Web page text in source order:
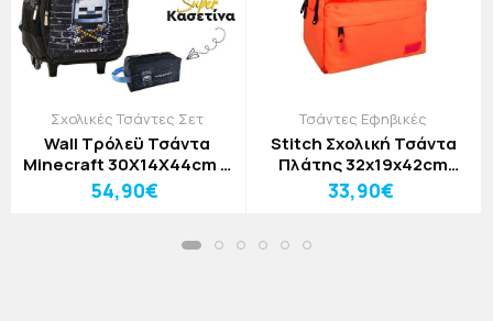
Σχολικές Τσάντες Σετ
Wall Τρόλεϋ Τσάντα
Minecraft 30X14X44cm &
Κασετίνα Σετ 2 Τεμαχίων
54,90€
Τσάντες Εφηβικές
Stitch Σχολική Τσάντα
Πλάτης 32x19x42cm
Must Team Πορτοκαλί με
3 Θήκες
33,90€